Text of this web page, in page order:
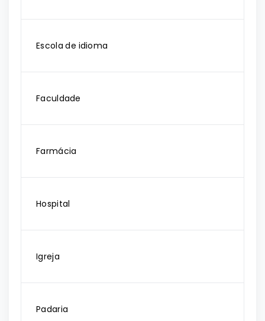
Escola de idioma
Faculdade
Farmácia
Hospital
Igreja
Padaria